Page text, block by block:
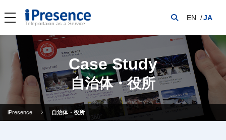
Teleportaion as a Service
EN JA
Case Study
自治体・役所
iPresence 自治体・役所